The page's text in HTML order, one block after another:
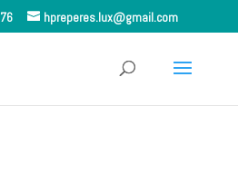
hpreperes.lux@gmail.com